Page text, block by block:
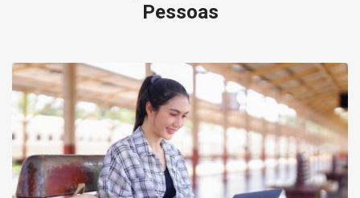
Pessoas